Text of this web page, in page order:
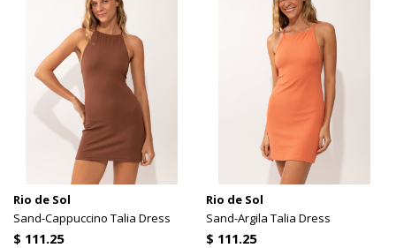
Rio de Sol
Sand-Cappuccino Talia Dress
$ 111.25
Rio de Sol
Sand-Argila Talia Dress
$ 111.25